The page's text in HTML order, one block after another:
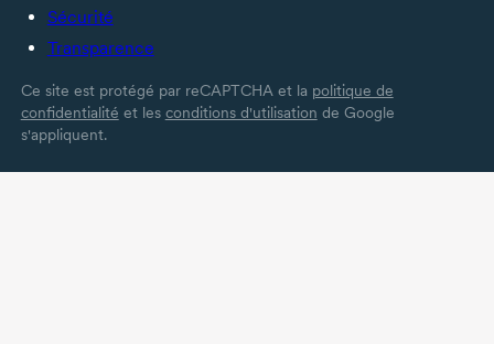
Sécurité
Transparence
Ce site est protégé par reCAPTCHA et la politique de
confidentialité et les conditions d'utilisation de Google
s'appliquent.